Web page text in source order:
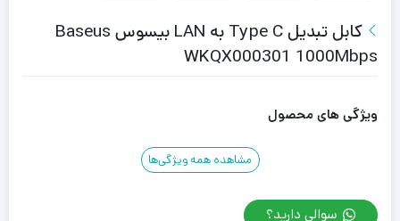
کابل تبدیل Type C به LAN بیسوس Baseus
WKQX000301 1000Mbps
ویژگی های محصول
مشاهده همه ویژگی‌ها
سوالی دارید؟